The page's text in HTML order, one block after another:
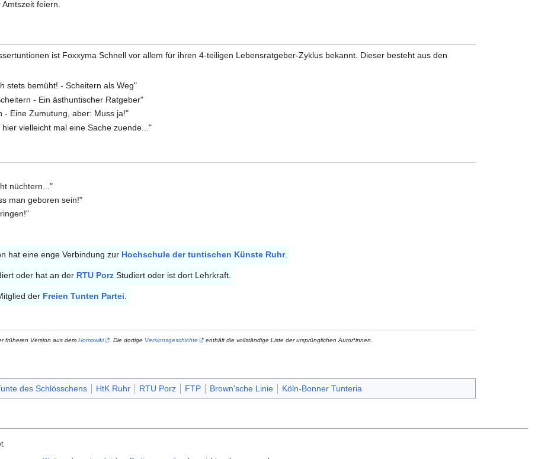
feiern.
ist Foxxyma Schnell vor allem für ihren 4-teiligen Lebensratgeber-Zyklus bekannt. Dieser besteht aus den
stets bemüht! - Scheitern als Weg"
- Ein ästhuntischer Ratgeber"
- Eine Zumutung, aber: Muss ja!"
vielleicht mal eine Sache zuende..."
nüchtern..."
man geboren sein!"
hat eine enge Verbindung zur Hochschule der tuntischen Künste Ruhr.
oder hat an der RTU Porz Studiert oder ist dort Lehrkraft.
der Freien Tunten Partei.
früheren Version aus dem Homowiki . Die dortige Versionsgeschichte enthält die vollständige Liste der ursprünglichen Autor*innen.
des Schlösschens HtK Ruhr RTU Porz FTP Brown'sche Linie Köln-Bonner Tunteria